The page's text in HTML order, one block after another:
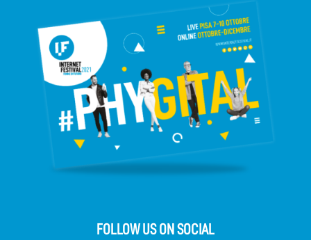
FOLLOW US ON SOCIAL